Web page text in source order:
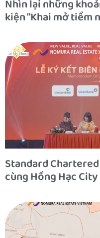
Nhìn lại những
kiện “Khai mở tiềm
Standard
cùng Hồng Hạc City